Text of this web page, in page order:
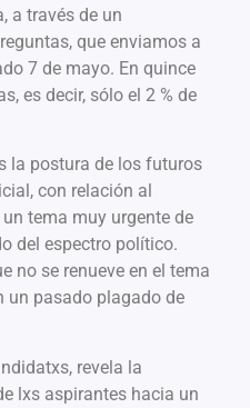
a través de un
que enviamos a
7 de mayo. En quince
es decir, sólo el 2 % de
la postura de los futuros
con relación al
tema muy urgente de
del espectro político.
no se renueve en el tema
un pasado plagado de
revela la
lxs aspirantes hacia un